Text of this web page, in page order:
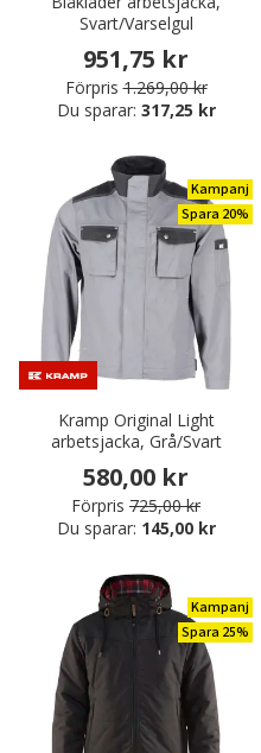
Svart/Varselgul
951,75 kr
Förpris 1.269,00 kr
Du sparar: 317,25 kr
Kampanj
Spara 20%
Kramp Original Light
arbetsjacka, Grå/Svart
580,00 kr
Förpris 725,00 kr
Du sparar: 145,00 kr
Kampanj
Spara 25%